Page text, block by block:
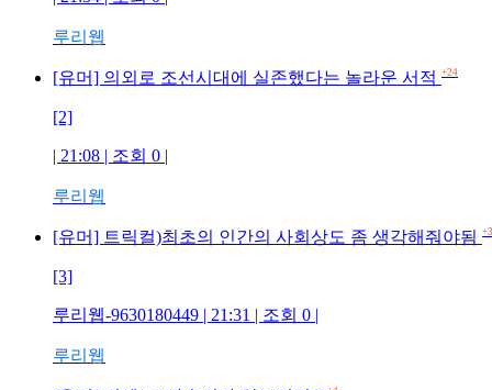
루리웹
[유머] 의외로 조선시대에 실존했다는 놀라운 서적 +24
[2]
| 21:08 | 조회 0 |
루리웹
[유머] 트릭컬)최초의 인간의 사회상도 좀 생각해줘야됨 +3
[3]
루리웹-9630180449 | 21:31 | 조회 0 |
루리웹